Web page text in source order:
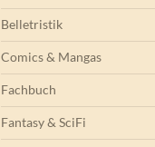
Belletristik
Comics & Mangas
Fachbuch
Fantasy & SciFi